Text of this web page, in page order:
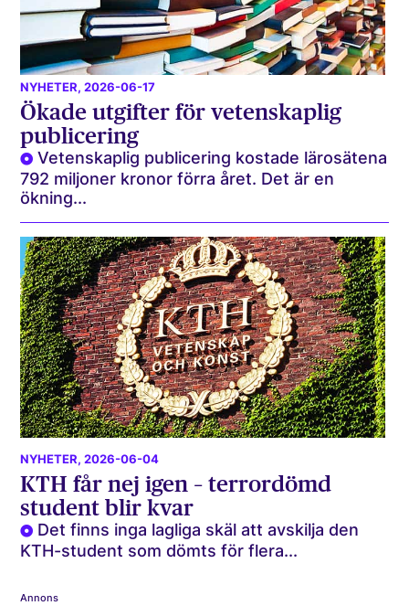
NYHETER, 2026-06-17
Ökade utgifter för vetenskaplig
publicering
Vetenskaplig publicering kostade lärosätena
792 miljoner kronor förra året. Det är en
ökning...
NYHETER, 2026-06-04
KTH får nej igen – terrordömd
student blir kvar
Det finns inga lagliga skäl att avskilja den
KTH-student som dömts för flera...
Annons